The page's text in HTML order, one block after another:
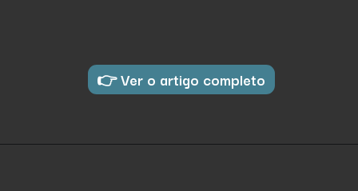
👉 Ver o artigo completo